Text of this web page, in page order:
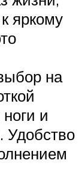
яркому
на
и
Удобство